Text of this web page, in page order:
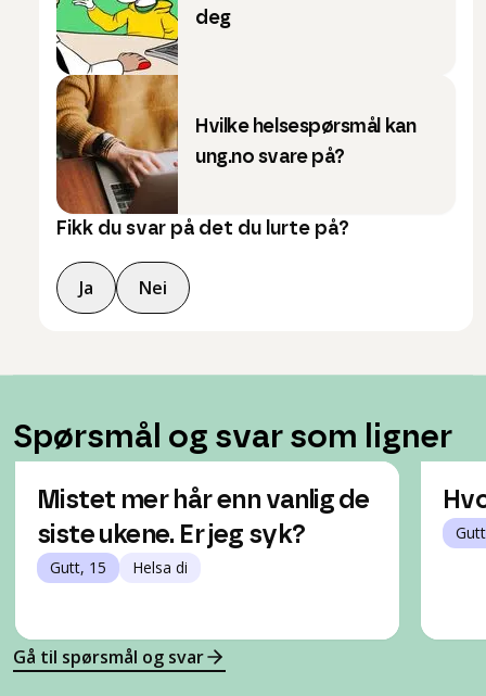
deg
Hvilke helsespørsmål kan
ung.no svare på?
Fikk du svar på det du lurte på?
Ja Nei
Spørsmål og svar som ligner
Mistet mer hår enn vanlig de
siste ukene. Er jeg syk?
Gutt, 15 Helsa di
Gå til spørsmål og svar